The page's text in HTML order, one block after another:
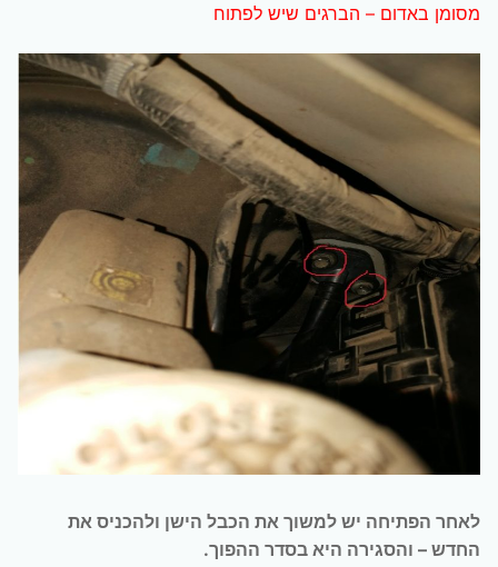
מסומן באדום – הברגים שיש לפתוח
לאחר הפתיחה יש למשוך את הכבל הישן ולהכניס את
החדש – והסגירה היא בסדר ההפוך.